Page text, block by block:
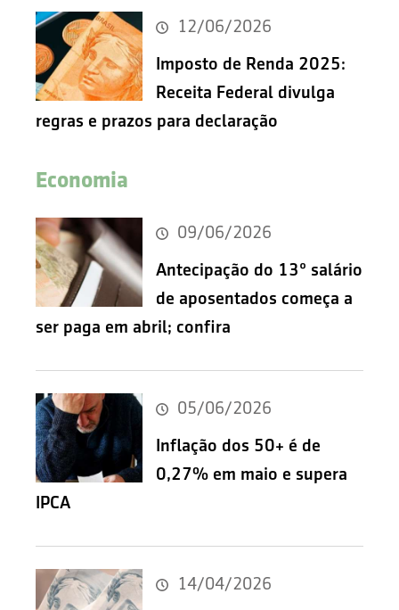
12/06/2026
Imposto de Renda 2025:
Receita Federal divulga
regras e prazos para declaração
Economia
09/06/2026
Antecipação do 13º salário
de aposentados começa a
ser paga em abril; confira
05/06/2026
Inflação dos 50+ é de
0,27% em maio e supera
IPCA
14/04/2026